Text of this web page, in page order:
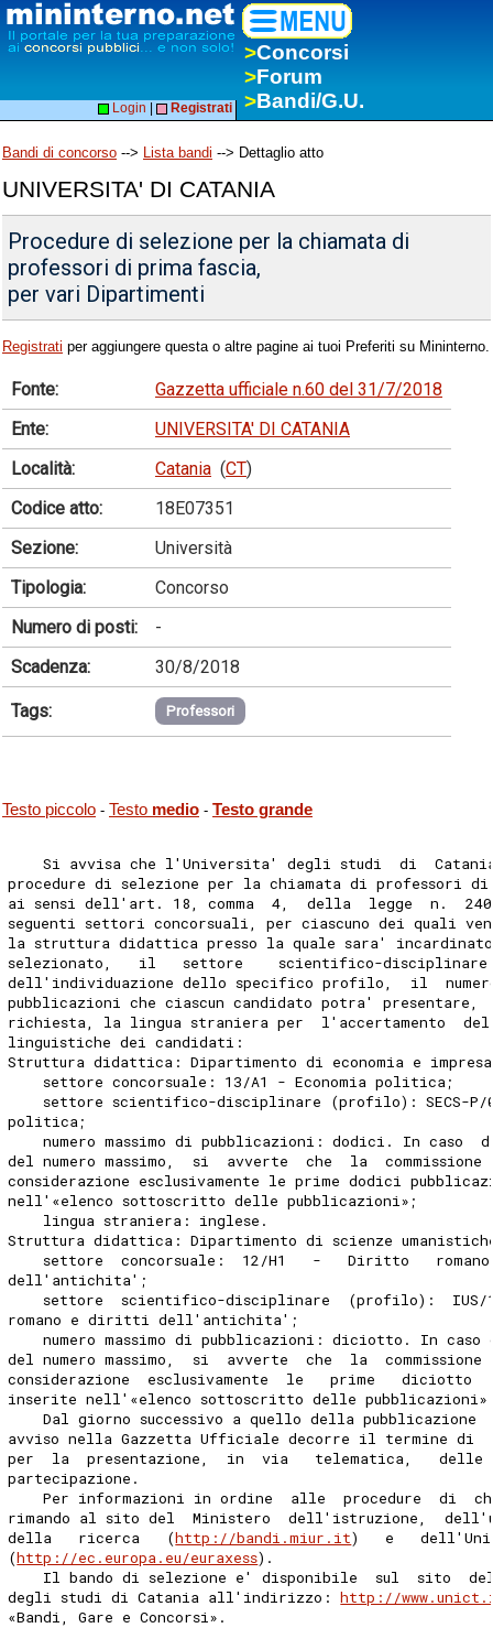
>Concorsi
>Forum
>Bandi/G.U.
Login Registrati
Bandi di concorso --> Lista bandi --> Dettaglio atto
UNIVERSITA' DI CATANIA
Procedure di selezione per la chiamata di
professori di prima fascia,
per vari Dipartimenti
Registrati per aggiungere questa o altre pagine ai tuoi Preferiti su Mininterno.
Fonte:
Gazzetta ufficiale n.60 del 31/7/2018
Ente:
UNIVERSITA' DI CATANIA
Località:
Catania (CT)
Codice atto:
18E07351
Sezione:
Università
Tipologia:
Concorso
Numero di posti:
-
Scadenza:
30/8/2018
Tags: Professori
Testo piccolo - Testo medio - Testo grande
Si avvisa che l'Universita' degli studi  di
procedure di selezione per la chiamata di professori
ai sensi dell'art. 18, comma  4,  della  legge  n.
seguenti settori concorsuali, per ciascuno dei quali
la struttura didattica presso la quale sara'
selezionato,   il   settore    scientifico-
dell'individuazione dello specifico profilo,  il
pubblicazioni che ciascun candidato potra' presentare,
richiesta, la lingua straniera per  l'accertamento
linguistiche dei candidati:
Struttura didattica: Dipartimento di economia e
    settore concorsuale: 13/A1 - Economia politica;
settore scientifico-disciplinare (profilo): SECS-
politica;
numero massimo di pubblicazioni: dodici. In caso
del numero massimo,  si  avverte  che  la
considerazione esclusivamente le prime dodici
nell'«elenco sottoscritto delle pubblicazioni»;
    lingua straniera: inglese.
Struttura didattica: Dipartimento di scienze
settore  concorsuale:  12/H1   -   Diritto
dell'antichita';
settore  scientifico-disciplinare  (profilo):
romano e diritti dell'antichita';
numero massimo di pubblicazioni: diciotto. In caso
del numero massimo,  si  avverte  che  la
considerazione  esclusivamente  le   prime   diciotto
inserite nell'«elenco sottoscritto delle
Dal giorno successivo a quello della pubblicazione
avviso nella Gazzetta Ufficiale decorre il termine di
per  la  presentazione,  in  via   telematica,   delle
partecipazione.
Per informazioni in ordine  alle  procedure  di
rimando al sito del  Ministero  dell'istruzione,
della   ricerca   (http://bandi.miur.it)   e
(http://ec.europa.eu/euraxess).
Il bando di selezione e' disponibile  sul  sito
degli studi di Catania all'indirizzo: http://
«Bandi, Gare e Concorsi».